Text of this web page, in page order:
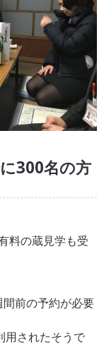
300名の方
料の蔵見学も受
前の予約が必要
用されたそうで